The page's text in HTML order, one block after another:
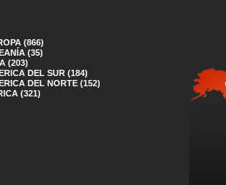
(866)
(35)
(203)
DEL SUR (184)
DEL NORTE (152)
(321)